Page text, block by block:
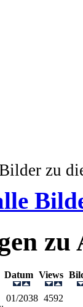
zu
zu
Datum Views
01/2038 4592